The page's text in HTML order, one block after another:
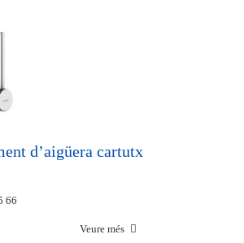
d’aigüera cartutx
66
Veure més